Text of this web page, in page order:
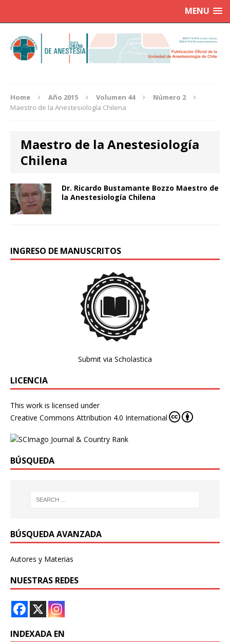
MENU
Home Año 2015 Volumen 44
Número 2
Maestro de la Anestesiología Chilena
Maestro de la Anestesiología
Chilena
Dr. Ricardo Bustamante Bozzo Maestro de
la Anestesiología Chilena
INGRESO DE MANUSCRITOS
Submit via Scholastica
LICENCIA
This work is licensed under
Creative Commons Attribution 4.0 International
BÚSQUEDA
BÚSQUEDA AVANZADA
Autores y Materias
NUESTRAS REDES
INDEXADA EN